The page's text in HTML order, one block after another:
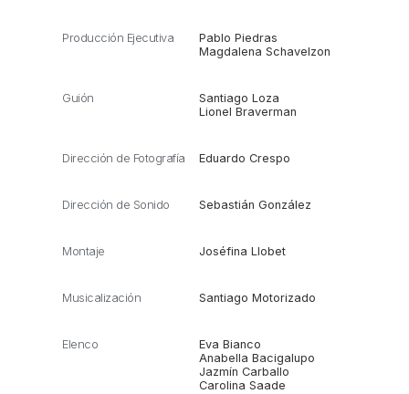
Producción Ejecutiva
Pablo Piedras
Magdalena Schavelzon
Guión
Santiago Loza
Lionel Braverman
Dirección de Fotografía Eduardo Crespo
Dirección de Sonido Sebastián González
Montaje Joséfina Llobet
Musicalización Santiago Motorizado
Elenco
Eva Bianco
Anabella Bacigalupo
Jazmín Carballo
Carolina Saade